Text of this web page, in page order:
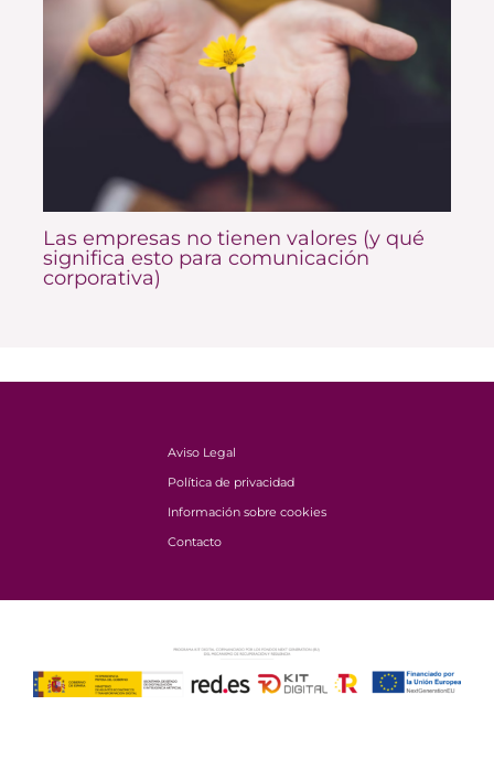
Las empresas no tienen valores (y qué
significa esto para comunicación
corporativa)
Aviso Legal
Política de privacidad
Información sobre cookies
Contacto